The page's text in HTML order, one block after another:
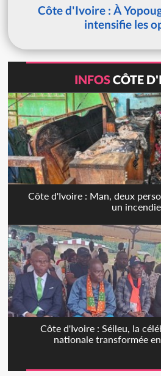
Côte d'Ivoire : À
intensifie les
INFOSCÔTE
Côte d'Ivoire : Man, deux
un incendie
Côte d'Ivoire : Séileu, la
nationale transformée